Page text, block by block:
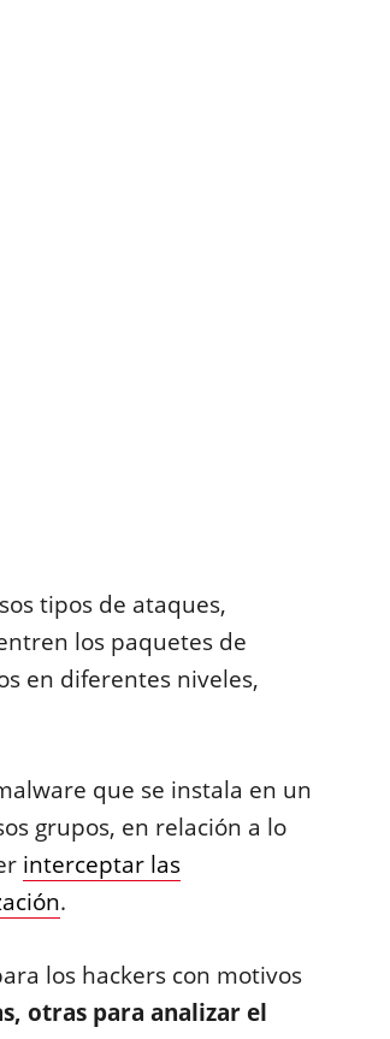
tipos de ataques,
los paquetes de
en diferentes niveles,
que se instala en un
grupos, en relación a lo
interceptar las
.
los hackers con motivos
otras para analizar el